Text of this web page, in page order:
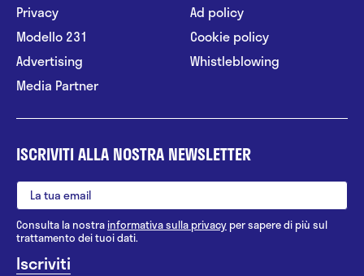
Privacy
Modello 231
Advertising
Media Partner
Ad policy
Cookie policy
Whistleblowing
ISCRIVITI ALLA NOSTRA NEWSLETTER
Consulta la nostrainformativa sulla privacy per sapere di più sul
trattamento dei tuoi dati.